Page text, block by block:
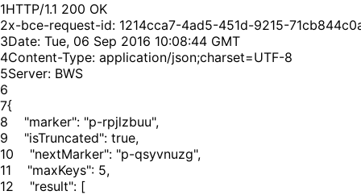
1
2
3
4
5
6
7
8
9
10
11
12